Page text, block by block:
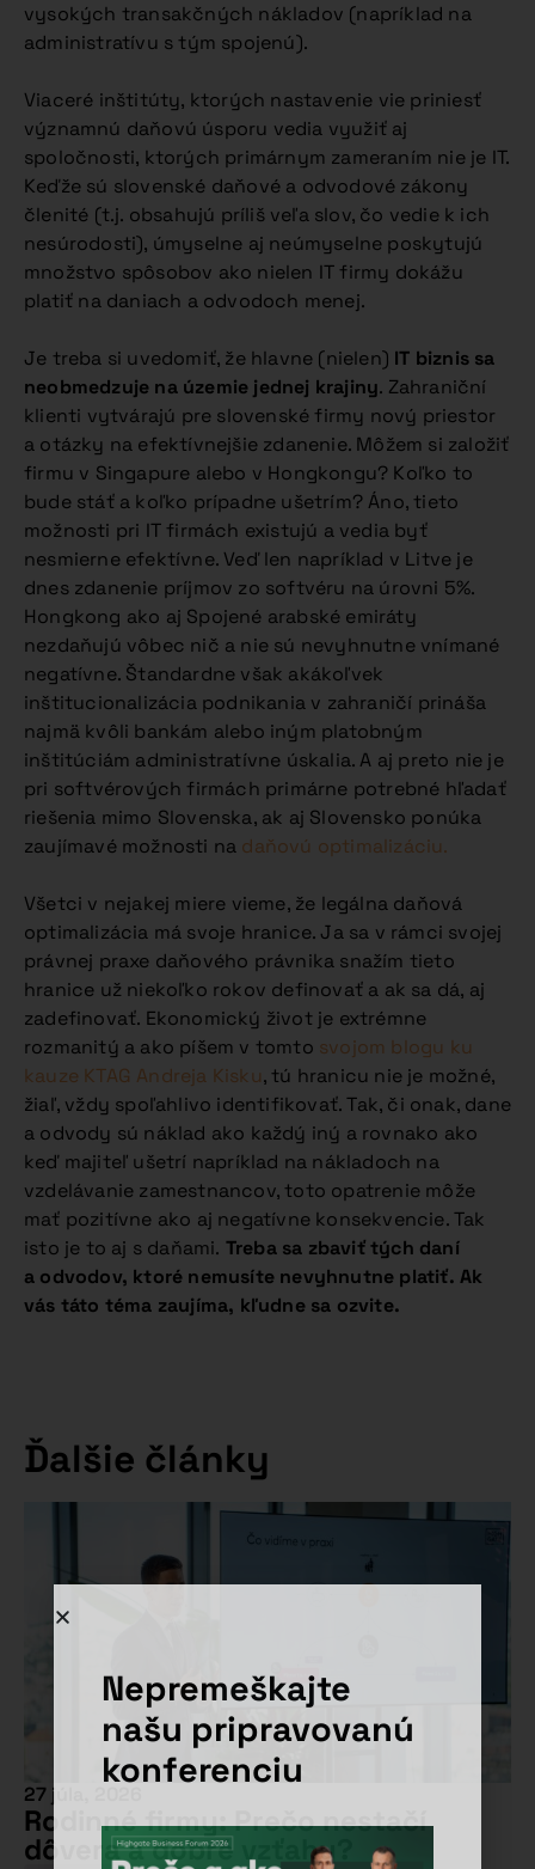
vysokých transakčných nákladov (napríklad na
administratívu s tým spojenú).
Viaceré inštitúty, ktorých nastavenie vie priniesť
významnú daňovú úsporu vedia využiť aj
spoločnosti, ktorých primárnym zameraním nie je IT.
Keďže sú slovenské daňové a odvodové zákony
členité (t.j. obsahujú príliš veľa slov, čo vedie k ich
nesúrodosti), úmyselne aj neúmyselne poskytujú
množstvo spôsobov ako nielen IT firmy dokážu
platiť na daniach a odvodoch menej.
Je treba si uvedomiť, že hlavne (nielen) IT biznis sa
neobmedzuje na územie jednej krajiny. Zahraniční
klienti vytvárajú pre slovenské firmy nový priestor
a otázky na efektívnejšie zdanenie. Môžem si založiť
firmu v Singapure alebo v Hongkongu? Koľko to
bude stáť a koľko prípadne ušetrím? Áno, tieto
možnosti pri IT firmách existujú a vedia byť
nesmierne efektívne. Veď len napríklad v Litve je
dnes zdanenie príjmov zo softvéru na úrovni 5%.
Hongkong ako aj Spojené arabské emiráty
nezdaňujú vôbec nič a nie sú nevyhnutne vnímané
negatívne. Štandardne však akákoľvek
inštitucionalizácia podnikania v zahraničí prináša
najmä kvôli bankám alebo iným platobným
inštitúciám administratívne úskalia. A aj preto nie je
pri softvérových firmách primárne potrebné hľadať
riešenia mimo Slovenska, ak aj Slovensko ponúka
zaujímavé možnosti na daňovú optimalizáciu.
Všetci v nejakej miere vieme, že legálna daňová
optimalizácia má svoje hranice. Ja sa v rámci svojej
právnej praxe daňového právnika snažím tieto
hranice už niekoľko rokov definovať a ak sa dá, aj
zadefinovať. Ekonomický život je extrémne
rozmanitý a ako píšem v tomto svojom blogu ku
kauze KTAG Andreja Kisku, tú hranicu nie je možné,
žiaľ, vždy spoľahlivo identifikovať. Tak, či onak, dane
a odvody sú náklad ako každý iný a rovnako ako
keď majiteľ ušetrí napríklad na nákladoch na
vzdelávanie zamestnancov, toto opatrenie môže
mať pozitívne ako aj negatívne konsekvencie. Tak
isto je to aj s daňami. Treba sa zbaviť tých daní
a odvodov, ktoré nemusíte nevyhnutne platiť. Ak
vás táto téma zaujíma, kľudne sa ozvite.
Ďalšie články
27 júla, 2026
Rodinné firmy: Prečo nestačí
dôvera a dobré vzťahy?
Nepremeškajte
našu pripravovanú
konferenciu